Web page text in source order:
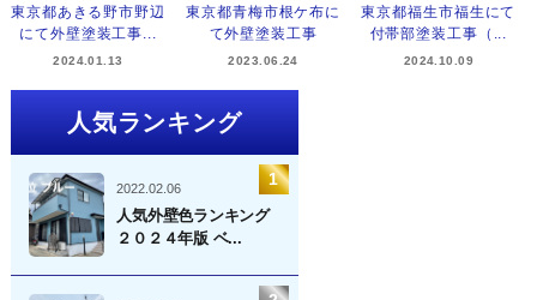
東京都あきる野市野辺
にて外壁塗装工事...
2024.01.13
東京都青梅市根ケ布に
て外壁塗装工事
2023.06.24
東京都福生市福生にて
付帯部塗装工事（...
2024.10.09
人気ランキング
2022.02.06
人気外壁色ランキング
２０２４年版 ベ...